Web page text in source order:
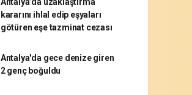
Antalya’da uzaklaştırma
kararını ihlal edip eşyaları
götüren eşe tazminat cezası
Antalya'da gece denize giren
2 genç boğuldu